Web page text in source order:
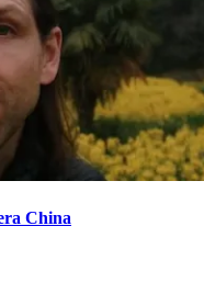
China